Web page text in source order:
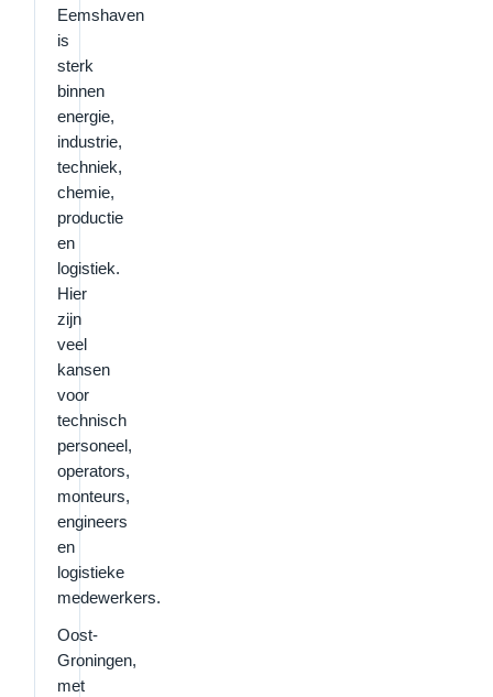
Eemshaven
is
sterk
binnen
energie,
industrie,
techniek,
chemie,
productie
en
logistiek.
Hier
zijn
veel
kansen
voor
technisch
personeel,
operators,
monteurs,
engineers
en
logistieke
medewerkers.
Oost-
Groningen,
met